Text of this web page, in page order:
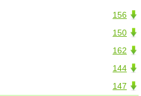
156
150
162
144
147